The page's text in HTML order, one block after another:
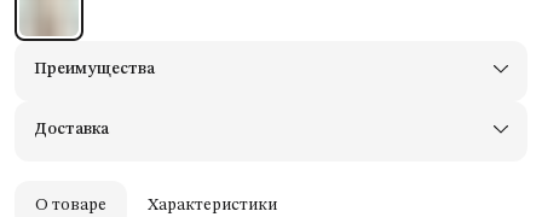
Преимущества
Оплата — картой, СБП или наличными
Доставка
О товаре Характеристики